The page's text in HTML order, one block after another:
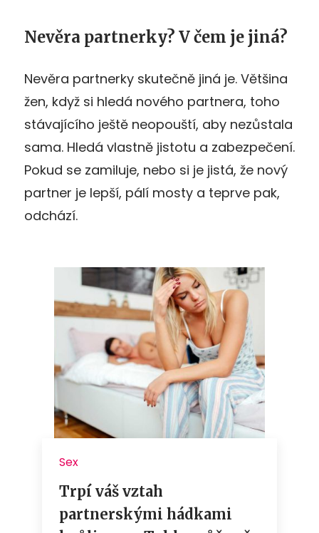
Nevěra partnerky? V čem je jiná?
Nevěra partnerky skutečně jiná je. Většina
žen, když si hledá nového partnera, toho
stávajícího ještě neopouští, aby nezůstala
sama. Hledá vlastně jistotu a zabezpečení.
Pokud se zamiluje, nebo si je jistá, že nový
partner je lepší, pálí mosty a teprve pak,
odchází.